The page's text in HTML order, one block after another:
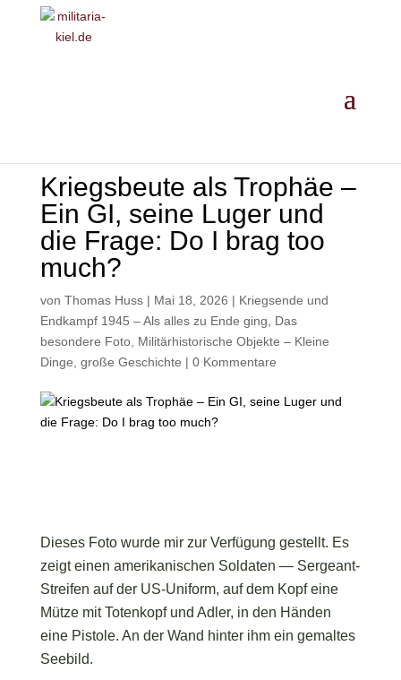
Kriegsbeute als Trophäe –
Ein GI, seine Luger und
die Frage: Do I brag too
much?
von Thomas Huss| Mai 18, 2026 | Kriegsende und
Endkampf 1945 – Als alles zu Ende ging
Das
besondere Foto, Militärhistorische Objekte – Kleine
Dinge, große Geschichte | 0 Kommentare
Dieses Foto wurde mir zur Verfügung gestellt. Es
zeigt einen amerikanischen Soldaten — Sergeant-
Streifen auf der US-Uniform, auf dem Kopf eine
Mütze mit Totenkopf und Adler, in den Händen
eine Pistole. An der Wand hinter ihm ein gemaltes
Seebild.